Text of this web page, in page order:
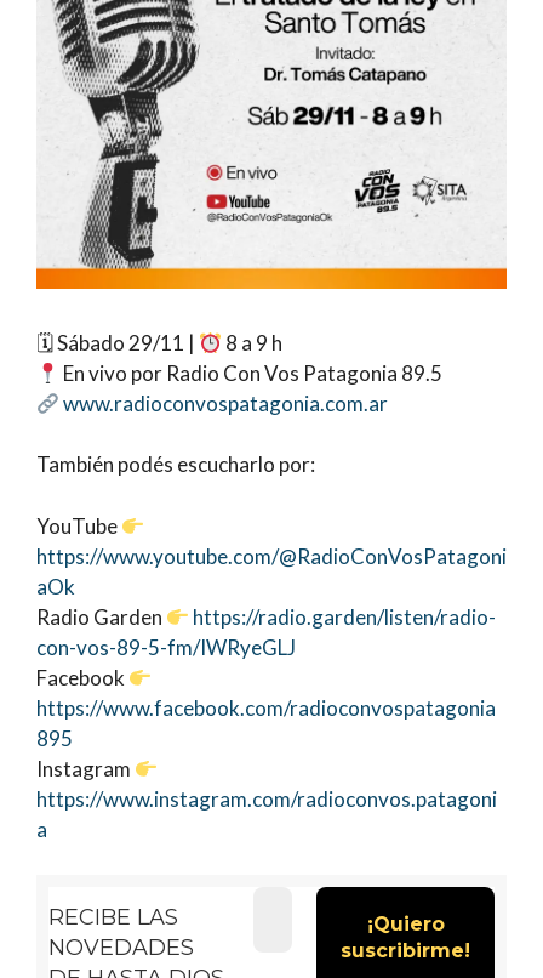
🗓 Sábado 29/11 |
8 a 9 h
En vivo por Radio Con Vos Patagonia 89.5
www.radioconvospatagonia.com.ar
También podés escucharlo por:
YouTube
https://www.youtube.com/@RadioConVosPatagoni
aOk
Radio Garden
https://radio.garden/listen/radio-
con-vos-89-5-fm/IWRyeGLJ
Facebook
https://www.facebook.com/radioconvospatagonia
895
Instagram
https://www.instagram.com/radioconvos.patagoni
a
RECIBE LAS
NOVEDADES